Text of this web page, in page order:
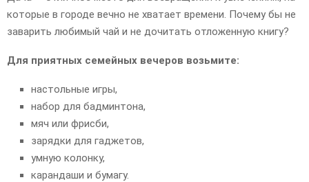
которые в городе вечно не хватает времени. Почему бы не
заварить любимый чай и не дочитать отложенную книгу?
Для приятных семейных вечеров возьмите:
настольные игры,
набор для бадминтона,
мяч или фрисби,
зарядки для гаджетов,
умную колонку,
карандаши и бумагу.